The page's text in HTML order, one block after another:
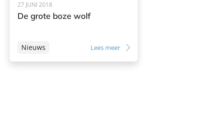
27 JUNI 2018
De grote boze wolf
Nieuws Lees meer